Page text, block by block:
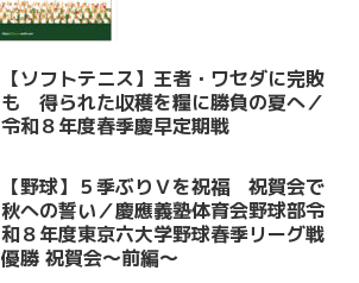
【ソフトテニス】王者・ワセダに完敗
も 得られた収穫を糧に勝負の夏へ／
令和８年度春季慶早定期戦
【野球】５季ぶりＶを祝福 祝賀会で
秋への誓い／慶應義塾体育会野球部令
和８年度東京六大学野球春季リーグ戦
優勝 祝賀会～前編～